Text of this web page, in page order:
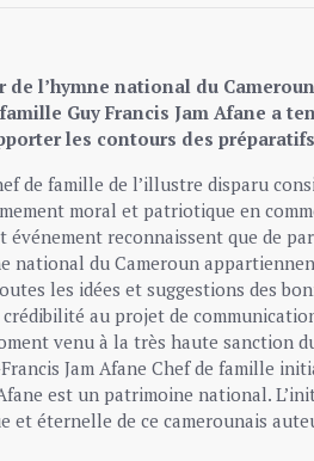
l’hymne national du
Guy Francis Jam Afane a
les contours des
de famille de l’illustre disparu
moral et patriotique en
événement reconnaissent que de
national du Cameroun
les idées et suggestions des
au projet de
venu à la très haute sanction
Jam Afane Chef de famille
est un patrimoine national.
et éternelle de ce camerounais